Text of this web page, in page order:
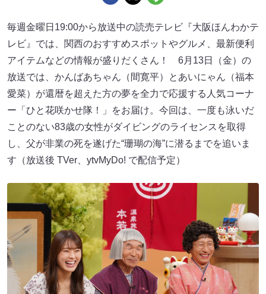
毎週金曜日19:00から放送中の読売テレビ『大阪ほんわかテ
レビ』では、関西のおすすめスポットやグルメ、最新便利
アイテムなどの情報が盛りだくさん！ 6月13日（金）の
放送では、かんばあちゃん（間寛平）とあいにゃん（福本
愛菜）が還暦を超えた方の夢を全力で応援する人気コーナ
ー「ひと花咲かせ隊！」をお届け。今回は、一度も泳いだ
ことのない83歳の女性がダイビングのライセンスを取得
し、父が非業の死を遂げた“珊瑚の海”に潜るまでを追いま
す（放送後 TVer、ytvMyDo! で配信予定）